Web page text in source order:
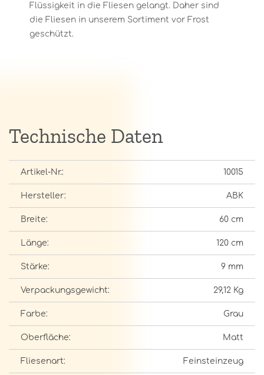
Flüssigkeit in die Fliesen gelangt. Daher sind
die Fliesen in unserem Sortiment vor Frost
geschützt.
Technische Daten
Artikel-Nr.: 10015
Hersteller: ABK
Breite: 60 cm
Länge: 120 cm
Stärke: 9 mm
Verpackungsgewicht: 29,12 Kg
Farbe: Grau
Oberfläche: Matt
Fliesenart: Feinsteinzeug